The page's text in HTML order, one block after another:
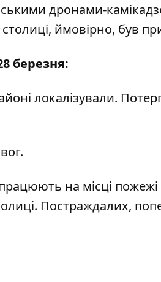
дронами-
ймовірно, був
березня:
локалізували.
на місці пожежі
Постраждалих,